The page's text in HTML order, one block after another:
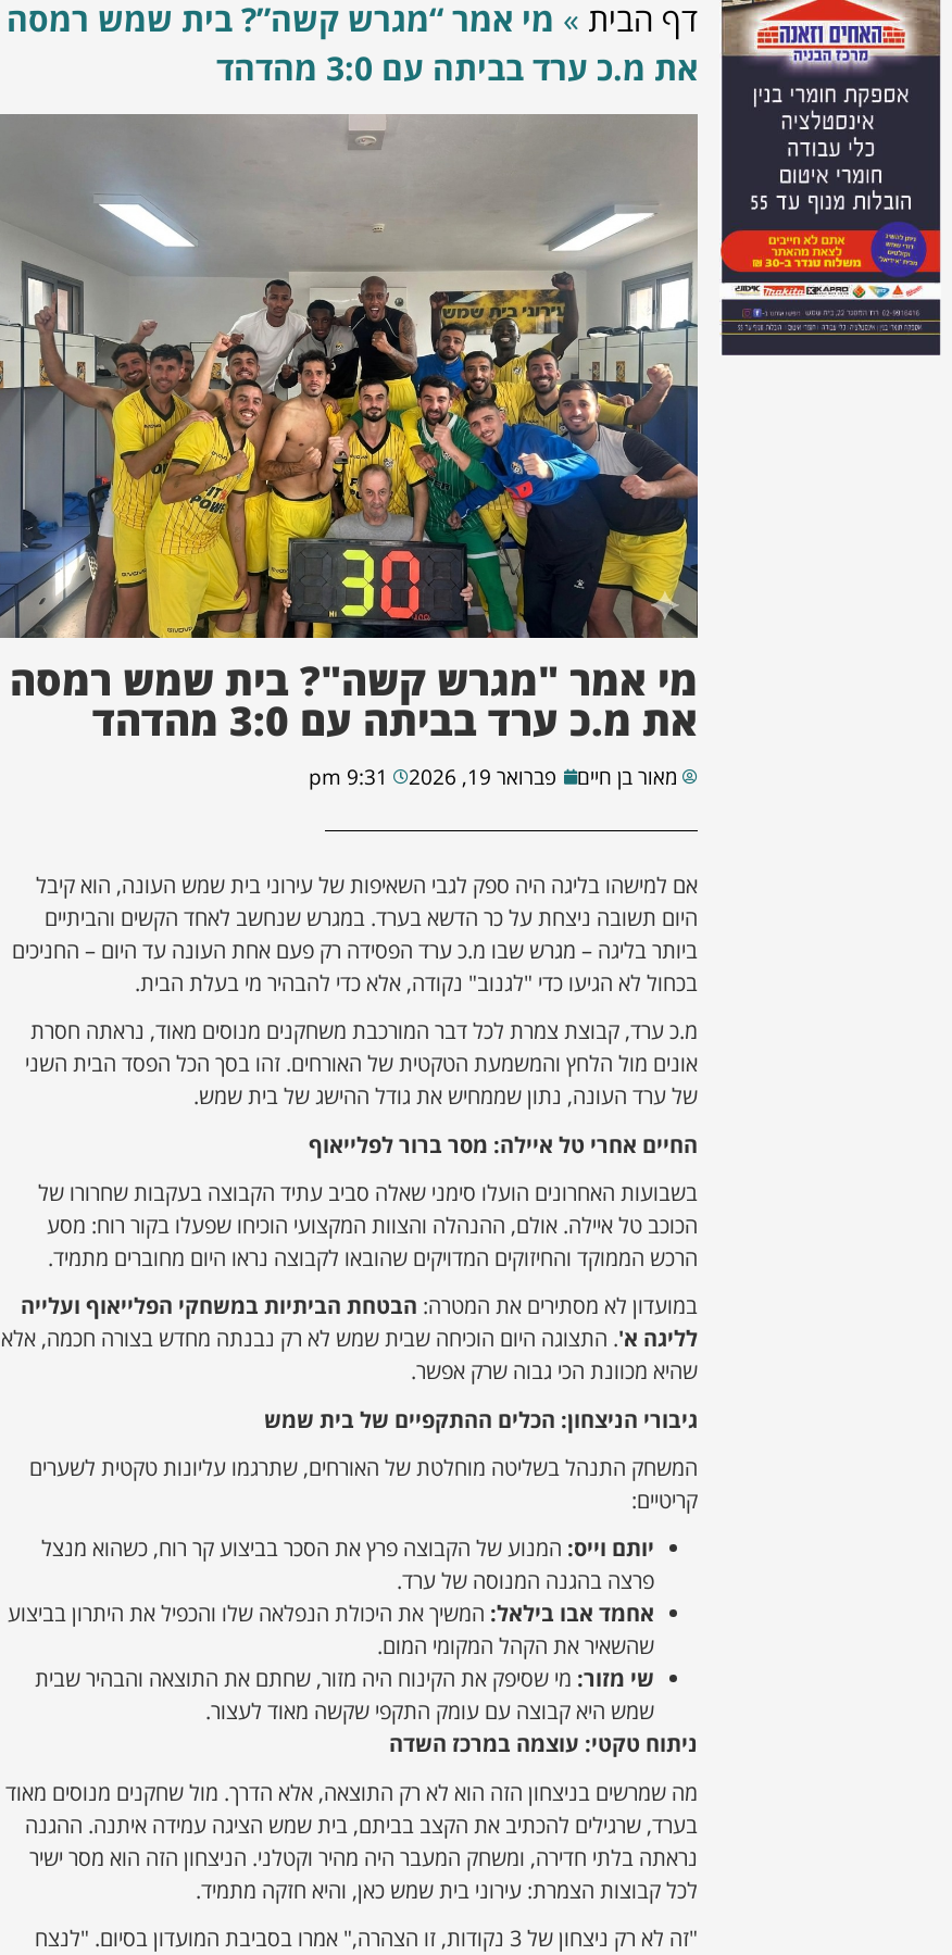
דף הבית » מי אמר “מגרש קשה”? בית שמש רמסה
את מ.כ ערד בביתה עם 3:0 מהדהד
מי אמר "מגרש קשה"? בית שמש רמסה
את מ.כ ערד בביתה עם 3:0 מהדהד
מאור בן חיים פברואר 19, 2026 9:31 pm
אם למישהו בליגה היה ספק לגבי השאיפות של עירוני בית שמש העונה, הוא קיבל
היום תשובה ניצחת על כר הדשא בערד. במגרש שנחשב לאחד הקשים והביתיים
ביותר בליגה – מגרש שבו מ.כ ערד הפסידה רק פעם אחת העונה עד היום – החניכים
בכחול לא הגיעו כדי "לגנוב" נקודה, אלא כדי להבהיר מי בעלת הבית.
מ.כ ערד, קבוצת צמרת לכל דבר המורכבת משחקנים מנוסים מאוד, נראתה חסרת
אונים מול הלחץ והמשמעת הטקטית של האורחים. זהו בסך הכל הפסד הבית השני
של ערד העונה, נתון שממחיש את גודל ההישג של בית שמש.
החיים אחרי טל איילה: מסר ברור לפלייאוף
בשבועות האחרונים הועלו סימני שאלה סביב עתיד הקבוצה בעקבות שחרורו של
הכוכב טל איילה. אולם, ההנהלה והצוות המקצועי הוכיחו שפעלו בקור רוח: מסע
הרכש הממוקד והחיזוקים המדויקים שהובאו לקבוצה נראו היום מחוברים מתמיד.
במועדון לא מסתירים את המטרה: הבטחת הביתיות במשחקי הפלייאוף ועלייה
לליגה א'. התצוגה היום הוכיחה שבית שמש לא רק נבנתה מחדש בצורה חכמה, אלא
שהיא מכוונת הכי גבוה שרק אפשר.
גיבורי הניצחון: הכלים ההתקפיים של בית שמש
המשחק התנהל בשליטה מוחלטת של האורחים, שתרגמו עליונות טקטית לשערים
קריטיים:
יותם וייס: המנוע של הקבוצה פרץ את הסכר בביצוע קר רוח, כשהוא מנצל
פרצה בהגנה המנוסה של ערד.
אחמד אבו בילאל: המשיך את היכולת הנפלאה שלו והכפיל את היתרון בביצוע
שהשאיר את הקהל המקומי המום.
שי מזור: מי שסיפק את הקינוח היה מזור, שחתם את התוצאה והבהיר שבית
שמש היא קבוצה עם עומק התקפי שקשה מאוד לעצור.
ניתוח טקטי: עוצמה במרכז השדה
מה שמרשים בניצחון הזה הוא לא רק התוצאה, אלא הדרך. מול שחקנים מנוסים מאוד
בערד, שרגילים להכתיב את הקצב בביתם, בית שמש הציגה עמידה איתנה. ההגנה
נראתה בלתי חדירה, ומשחק המעבר היה מהיר וקטלני. הניצחון הזה הוא מסר ישיר
לכל קבוצות הצמרת: עירוני בית שמש כאן, והיא חזקה מתמיד.
"זה לא רק ניצחון של 3 נקודות, זו הצהרה," אמרו בסביבת המועדון בסיום. "לנצח